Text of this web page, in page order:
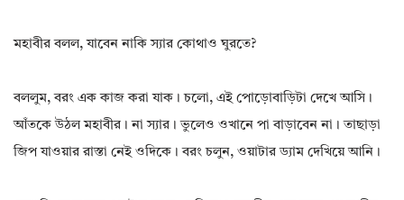
মহাবীর বলল, যাবেন নাকি স্যার কোথাও ঘুরতে?
বললুম, বরং এক কাজ করা যাক। চলো, এই পোড়োবাড়িটা দেখে আসি।
আঁতকে উঠল মহাবীর। না স্যার। ভুলেও ওখানে পা বাড়াবেন না। তাছাড়া
জিপ যাওয়ার রাস্তা নেই ওদিকে। বরং চলুন, ওয়াটার ড্যাম দেখিয়ে আনি।